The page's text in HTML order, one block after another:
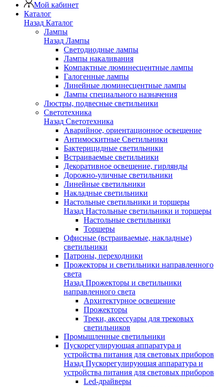
Мой кабинет
Каталог
Назад Каталог
Лампы
Назад Лампы
Светодиодные лампы
Лампы накаливания
Компактные люминесцентные лампы
Галогенные лампы
Линейные люминесцентные лампы
Лампы специального назначения
Люстры, подвесные светильники
Светотехника
Назад Светотехника
Аварийное, ориентационное освещение
Антимоскитные Светильники
Бактерицидные светильники
Встраиваемые светильники
Декоративное освещение, гирлянды
Дорожно-уличные светильники
Линейные светильники
Накладные светильники
Настольные светильники и торшеры
Назад Настольные светильники и торшеры
Настольные светильники
Торшеры
Офисные (встраиваемые, накладные)
светильники
Патроны, переходники
Прожекторы и светильники направленного
света
Назад Прожекторы и светильники
направленного света
Архитектурное освещение
Прожекторы
Треки, аксессуары для трековых
светильников
Промышленные светильники
Пускорегулирующая аппаратура и
устройства питания для световых приборов
Назад Пускорегулирующая аппаратура и
устройства питания для световых приборов
Led-драйверы